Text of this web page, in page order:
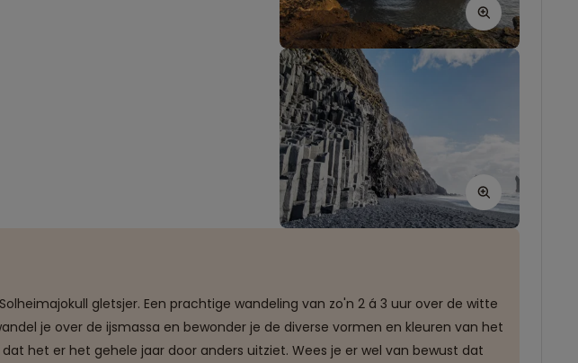
gletsjer. Een prachtige wandeling van zo'n 2 á 3 uur over de witte
je over de ijsmassa en bewonder je de diverse vormen en kleuren van het
het er het gehele jaar door anders uitziet. Wees je er wel van bewust dat